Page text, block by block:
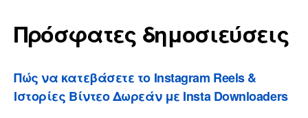
Πρόσφατες δημοσιεύσεις
Πώς να κατεβάσετε το Instagram Reels &
Ιστορίες Βίντεο Δωρεάν με Insta Downloaders